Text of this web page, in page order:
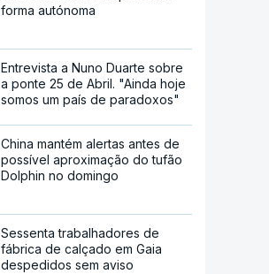
forma autónoma
Entrevista a Nuno Duarte sobre
a ponte 25 de Abril. "Ainda hoje
somos um país de paradoxos"
China mantém alertas antes de
possível aproximação do tufão
Dolphin no domingo
Sessenta trabalhadores de
fábrica de calçado em Gaia
despedidos sem aviso